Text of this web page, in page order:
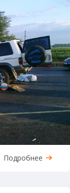
Подробнее